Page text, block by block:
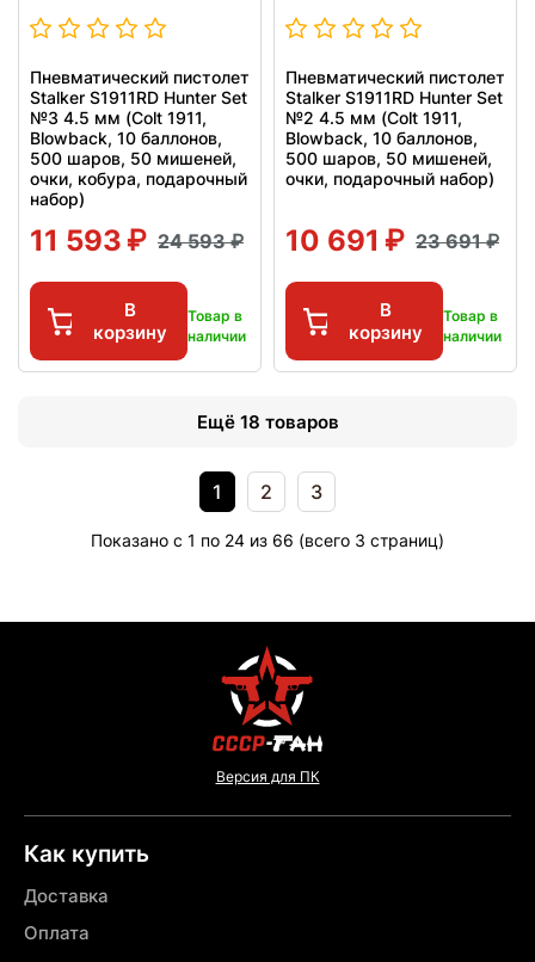
Пневматический пистолет
Stalker S1911RD Hunter Set
№3 4.5 мм (Colt 1911,
Blowback, 10 баллонов,
500 шаров, 50 мишеней,
очки, кобура, подарочный
набор)
11 593 24 593
В
корзину
Товар в
наличии
Пневматический пистолет
Stalker S1911RD Hunter Set
№2 4.5 мм (Colt 1911,
Blowback, 10 баллонов,
500 шаров, 50 мишеней,
очки, подарочный набор)
10 691 23 691
В
корзину
Товар в
наличии
Ещё 18 товаров
1 2 3
Показано с 1 по 24 из 66 (всего 3 страниц)
Версия для ПК
Как купить
Доставка
Оплата